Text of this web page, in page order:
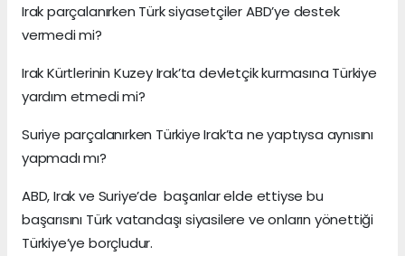
Irak parçalanırken Türk siyasetçiler ABD’ye destek
vermedi mi?
Irak Kürtlerinin Kuzey Irak’ta devletçik kurmasına Türkiye
yardım etmedi mi?
Suriye parçalanırken Türkiye Irak’ta ne yaptıysa aynısını
yapmadı mı?
ABD, Irak ve Suriye’de başarılar elde ettiyse bu
başarısını Türk vatandaşı siyasilere ve onların yönettiği
Türkiye’ye borçludur.